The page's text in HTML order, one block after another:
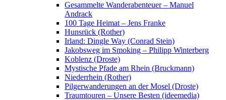
Gesammelte Wanderabenteuer – Manuel
Andrack
100 Tage Heimat – Jens Franke
Hunsrück (Rother)
Irland: Dingle Way (Conrad Stein)
Jakobsweg im Smoking – Philipp Winterberg
Koblenz (Droste)
Mystische Pfade am Rhein (Bruckmann)
Niederrhein (Rother)
Pilgerwanderungen an der Mosel (Droste)
Traumtouren – Unsere Besten (ideemedia)